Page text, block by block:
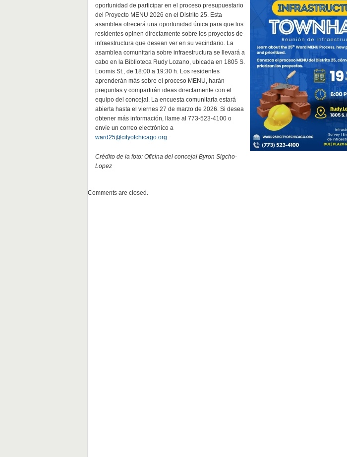
oportunidad de participar en el proceso presupuestario
del Proyecto MENU 2026 en el Distrito 25. Esta
asamblea ofrecerá una oportunidad única para que los
residentes opinen directamente sobre los proyectos de
infraestructura que desean ver en su vecindario. La
asamblea comunitaria sobre infraestructura se llevará a
cabo en la Biblioteca Rudy Lozano, ubicada en 1805 S.
Loomis St., de 18:00 a 19:30 h. Los residentes
aprenderán más sobre el proceso MENU, harán
preguntas y compartirán ideas directamente con el
equipo del concejal. La encuesta comunitaria estará
abierta hasta el viernes 27 de marzo de 2026. Si desea
obtener más información, llame al 773-523-4100 o
envíe un correo electrónico a
ward25@cityofchicago.org.
Crédito de la foto: Oficina del concejal Byron Sigcho-
Lopez
Comments are closed.